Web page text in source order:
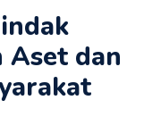
Aset dan